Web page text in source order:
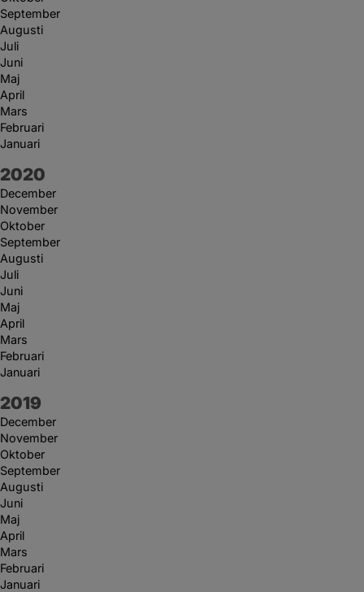
September
Augusti
Juli
Juni
Maj
April
Mars
Februari
Januari
År:
2020
December
November
Oktober
September
Augusti
Juli
Juni
Maj
April
Mars
Februari
Januari
År:
2019
December
November
Oktober
September
Augusti
Juni
Maj
April
Mars
Februari
Januari